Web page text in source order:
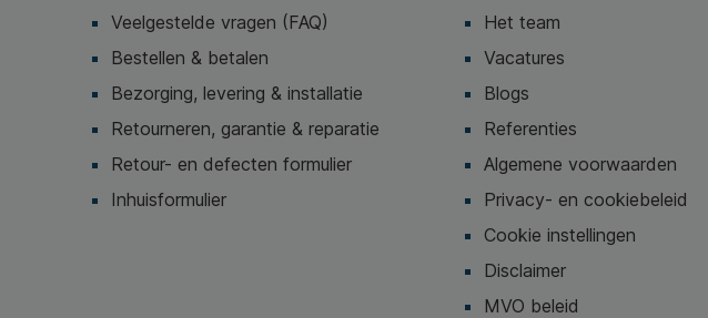
Veelgestelde vragen (FAQ)
Bestellen & betalen
Bezorging, levering & installatie
Retourneren, garantie & reparatie
Retour- en defecten formulier
Inhuisformulier
Het team
Vacatures
Blogs
Referenties
Algemene voorwaarden
Privacy- en cookiebeleid
Cookie instellingen
Disclaimer
MVO beleid